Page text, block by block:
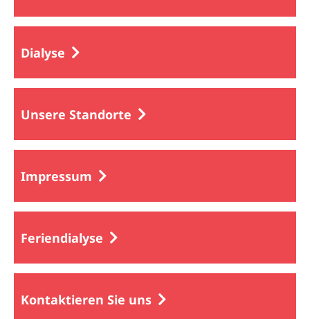
Dialyse
Unsere Standorte
Impressum
Feriendialyse
Kontaktieren Sie uns